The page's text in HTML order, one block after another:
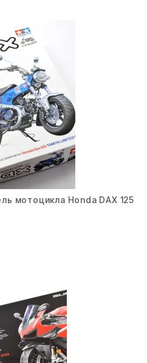
мотоцикла Honda DAX 125